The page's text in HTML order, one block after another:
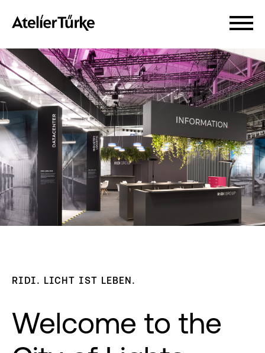
RIDI. LICHT IST LEBEN.
Welcome to the